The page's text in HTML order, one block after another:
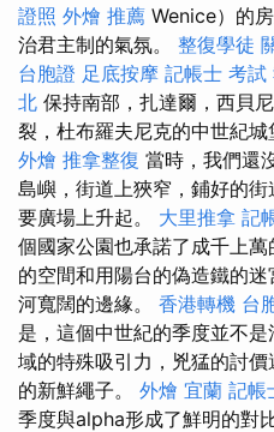
證照 外燴 推薦 Wenice）的
治君主制的氣氛。 整復學徒
台胞證 足底按摩 記帳士 考試
北 保持南部，扎達爾，西貝
裂，杜布羅夫尼克的中世紀城
外燴 推拿整復 當時，我們還
島嶼，街道上狹窄，鋪好的
要廣場上升起。 大里推拿 記
個國家公園也承諾了成千上
的空間和用陽台的偽造鐵的
河寬闊的邊緣。 香港轉機 台
是，這個中世紀的季度並不
域的特殊吸引力，兇猛的討
的新鮮繩子。 外燴 宜蘭 記帳
季度與alpha形成了鮮明的對